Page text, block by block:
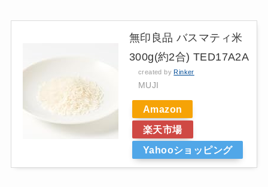
無印良品 バスマティ米
300g(約2合) TED17A2A
created byRinker
MUJI
Amazon
楽天市場
Yahooショッピング